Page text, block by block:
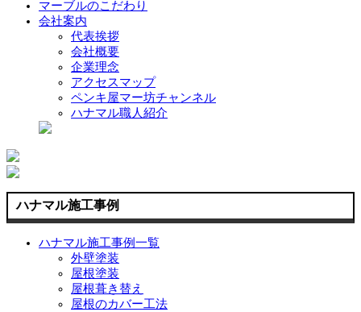
マーブルのこだわり
会社案内
代表挨拶
会社概要
企業理念
アクセスマップ
ペンキ屋マー坊チャンネル
ハナマル職人紹介
ハナマル施工事例
ハナマル施工事例一覧
外壁塗装
屋根塗装
屋根葺き替え
屋根のカバー工法